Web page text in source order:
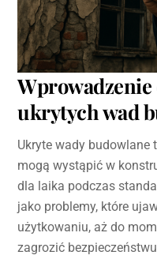
ukrytych wad
Ukryte wady budowlane
mogą wystąpić w
dla laika podczas
jako problemy, które
użytkowaniu, aż do
zagrozić